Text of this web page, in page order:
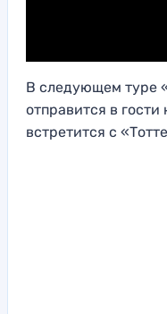
В следующем туре
отправится в
встретится с